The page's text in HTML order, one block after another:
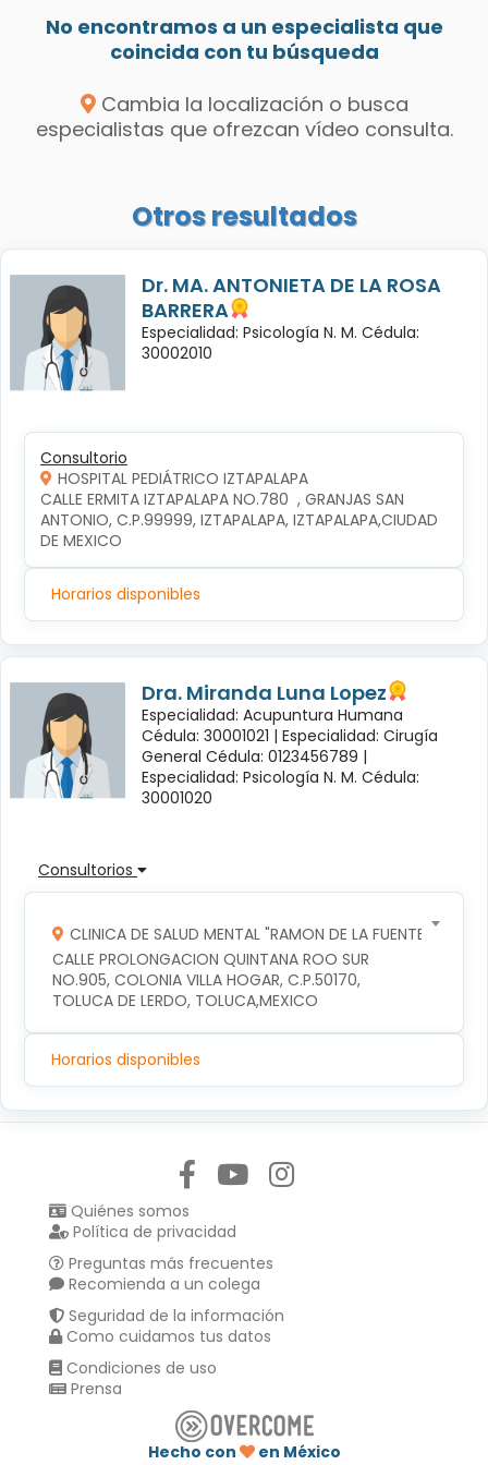
No encontramos a un especialista que
coincida con tu búsqueda
Cambia la localización o busca
especialistas que ofrezcan vídeo consulta.
Otros resultados
Dr. MA. ANTONIETA DE LA ROSA
BARRERA
Especialidad: Psicología N. M. Cédula:
30002010
Consultorio
HOSPITAL PEDIÁTRICO IZTAPALAPA
CALLE ERMITA IZTAPALAPA NO.780  , GRANJAS SAN
ANTONIO, C.P.99999, IZTAPALAPA, IZTAPALAPA,CIUDAD
DE MEXICO
Horarios disponibles
Dra. Miranda Luna Lopez
Especialidad: Acupuntura Humana
Cédula: 30001021 | Especialidad: Cirugía
General Cédula: 0123456789 |
Especialidad: Psicología N. M. Cédula:
30001020
Consultorios
CLINICA DE SALUD MENTAL "RAMON DE LA FUENTE"
CALLE PROLONGACION QUINTANA ROO SUR
NO.905, COLONIA VILLA HOGAR, C.P.50170,
TOLUCA DE LERDO, TOLUCA,MEXICO
Horarios disponibles
Quiénes somos
Política de privacidad
Preguntas más frecuentes
Recomienda a un colega
Seguridad de la información
Como cuidamos tus datos
Condiciones de uso
Prensa
Hecho con en México